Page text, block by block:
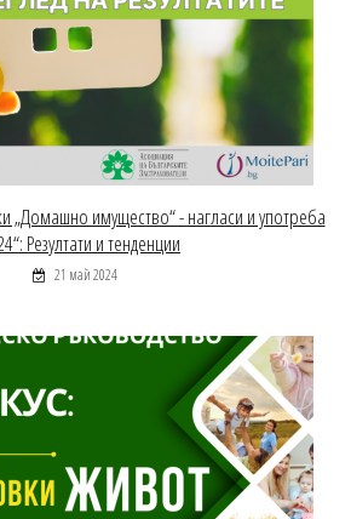
„Домашно имущество“ - нагласи и употреба
Резултати и тенденции
21 май 2024